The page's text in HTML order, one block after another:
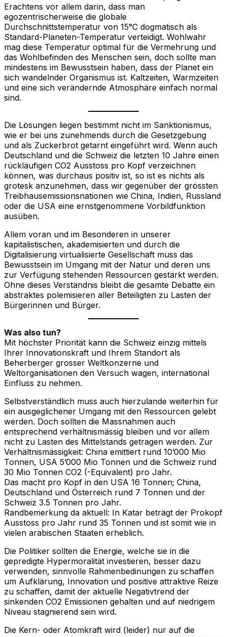
Erachtens vor allem darin, dass man
egozentrischerweise die globale
Durchschnittstemperatur von 15°C dogmatisch als
Standard-Planeten-Temperatur verteidigt. Wohlwahr
mag diese Temperatur optimal für die Vermehrung und
das Wohlbefinden des Menschen sein, doch sollte man
mindestens im Bewusstsein haben, dass der Planet ein
sich wandelnder Organismus ist. Kaltzeiten, Warmzeiten
und eine sich verändernde Atmosphäre einfach normal
sind.
Die Lösungen liegen bestimmt nicht im Sanktionismus,
wie er bei uns zunehmends durch die Gesetzgebung
und als Zuckerbrot getarnt eingeführt wird. Wenn auch
Deutschland und die Schweiz die letzten 10 Jahre einen
rückläufigen CO2 Ausstoss pro Kopf verzeichnen
können, was durchaus positiv ist, so ist es nichts als
grotesk anzunehmen, dass wir gegenüber der grössten
Treibhausemissionsnationen wie China, Indien, Russland
oder die USA eine ernstgenommene Vorbildfunktion
ausüben.
Allem voran und im Besonderen in unserer
kapitalistischen, akademisierten und durch die
Digitalisierung virtualisierte Gesellschaft muss das
Bewusstsein im Umgang mit der Natur und deren uns
zur Verfügung stehenden Ressourcen gestärkt werden.
Ohne dieses Verständnis bleibt die gesamte Debatte ein
abstraktes polemisieren aller Beteiligten zu Lasten der
Bürgerinnen und Bürger.
Was also tun?
Mit höchster Priorität kann die Schweiz einzig mittels
Ihrer Innovationskraft und Ihrem Standort als
Beherberger grosser Weltkonzerne und
Weltorganisationen den Versuch wagen, international
Einfluss zu nehmen.
Selbstverständlich muss auch hierzulande weiterhin für
ein ausgeglichener Umgang mit den Ressourcen gelebt
werden. Doch sollten die Massnahmen auch
entsprechend verhältnismässig bleiben und vor allem
nicht zu Lasten des Mittelstands getragen werden. Zur
Verhältnismässigkeit: China emittiert rund 10’000 Mio
Tonnen, USA 5’000 Mio Tonnen und die Schweiz rund
30 Mio Tonnen CO2 (-Equivalent) pro Jahr.
Das macht pro Kopf in den USA 16 Tonnen; China,
Deutschland und Österreich rund 7 Tonnen und der
Schweiz 3.5 Tonnen pro Jahr.
Randbemerkung da aktuell: In Katar beträgt der Prokopf
Ausstoss pro Jahr rund 35 Tonnen und ist somit wie in
vielen arabischen Staaten erheblich.
Die Politiker sollten die Energie, welche sie in die
gepredigte Hypermoralität investieren, besser dazu
verwenden, sinnvolle Rahmenbedinungen zu schaffen
um Aufklärung, Innovation und positive attraktive Reize
zu schaffen, damit der aktuelle Negativtrend der
sinkenden CO2 Emissionen gehalten und auf niedrigem
Niveau stagnierend sein wird.
Die Kern- oder Atomkraft wird (leider) nur auf die